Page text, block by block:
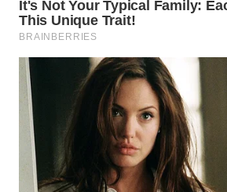
WN
KEPULAUAN
TANGERANG
BINJAI